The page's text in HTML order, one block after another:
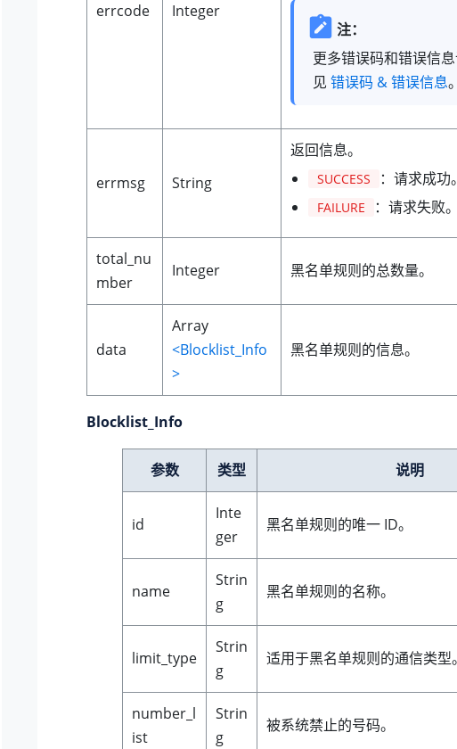
errcode Integer
注：
更多错误码和错误信
见 错误码 & 错误信息
errmsg String
返回信息。
SUCCESS ：请求成功
FAILURE ：请求失败
total_nu
mber
Integer 黑名单规则的总数量。
data
Array
<Blocklist_Info
>
黑名单规则的信息。
Blocklist_Info
参数 类型 说明
id
Inte
ger
黑名单规则的唯一 ID。
name
Strin
g
黑名单规则的名称。
limit_type
Strin
g
适用于黑名单规则的通信类型
number_l
ist
Strin
g
被系统禁止的号码。